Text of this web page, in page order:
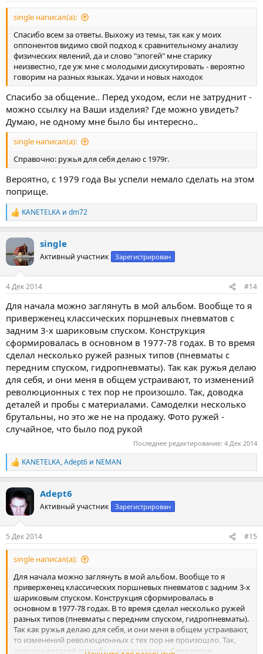
single написал(а):
Спасибо всем за ответы. Выхожу из темы, так как у моих
оппонентов видимо свой подход к сравнительному анализу
физических явлений, да и слово "эпогей" мне старику
неизвестно, где уж мне с молодыми дискутировать - вероятно
говорим на разных языках. Удачи и новых находок
Спасибо за общение.. Перед уходом, если не затруднит -
можно ссылку на Ваши изделия? Где можно увидеть?
Думаю, не одному мне было бы интересно..
single написал(а):
Справочно: ружья для себя делаю с 1979г.
Вероятно, с 1979 года Вы успели немало сделать на этом
поприще.
Р
е
ц
и
KANETELKA и dm72
single
Активный участник Зарегистрирован
4 Дек 2014 #14
Для начала можно заглянуть в мой альбом. Вообще то я
приверженец классических поршневых пневматов с
задним 3-х шариковым спуском. Конструкция
сформировалась в основном в 1977-78 годах. В то время
сделал несколько ружей разных типов (пневматы с
передним спуском, гидропневматы). Так как ружья делаю
для себя, и они меня в общем устраивают, то изменений
революционных с тех пор не произошло. Так, доводка
деталей и пробы с материалами. Самоделки несколько
брутальны, но это же не на продажу. Фото ружей -
случайное, что было под рукой
Последнее редактирование: 4 Дек 2014
Р
е
ц
и
KANETELKA,Adept6 и NEMAN
Adept6
Активный участник Зарегистрирован
5 Дек 2014 #15
single написал(а):
Для начала можно заглянуть в мой альбом. Вообще то я
приверженец классических поршневых пневматов с задним 3-х
шариковым спуском. Конструкция сформировалась в
основном в 1977-78 годах. В то время сделал несколько ружей
разных типов (пневматы с передним спуском, гидропневматы).
Так как ружья делаю для себя, и они меня в общем устраивают,
то изменений революционных с тех пор не произошло. Так,
доводка деталей и пробы с материалами. Самоделки